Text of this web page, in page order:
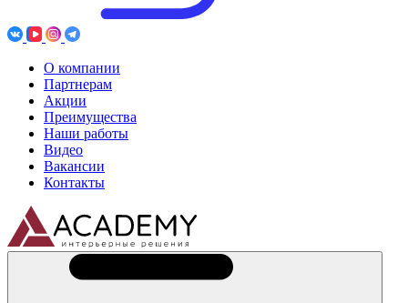
О компании
Партнерам
Акции
Преимущества
Наши работы
Видео
Вакансии
Контакты